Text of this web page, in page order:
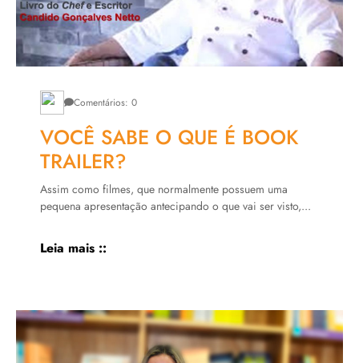
Comentários: 0
VOCÊ SABE O QUE É BOOK
TRAILER?
Assim como filmes, que normalmente possuem uma
pequena apresentação antecipando o que vai ser visto,...
Leia mais ::